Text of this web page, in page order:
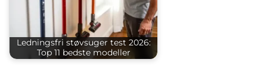
Ledningsfri støvsuger test 2026:
Top 11 bedste modeller